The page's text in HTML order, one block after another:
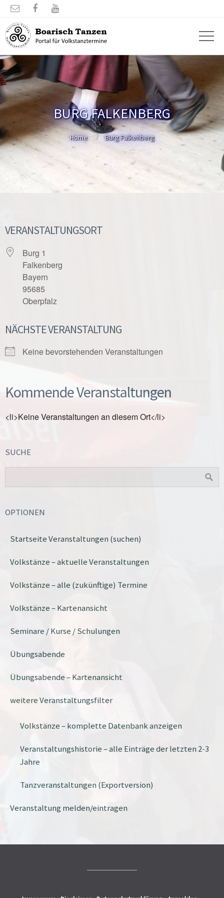
  
BURG FALKENBERG
Home Burg Falkenberg
VERANSTALTUNGSORT
Burg 1
Falkenberg
Bayern
95685
Oberpfalz
NÄCHSTE VERANSTALTUNG
Keine bevorstehenden Veranstaltungen
Kommende Veranstaltungen
<li>Keine Veranstaltungen an diesem Ort</li>
SUCHE
OPTIONEN
Startseite Veranstaltungen (suchen)
Volkstänze – aktuelle Veranstaltungen
Volkstänze – alle (zukünftige) Termine
Volkstänze – Kartenansicht
Seminare / Kurse / Schulungen
Übungsabende
Übungsabende – Kartenansicht
weitere Veranstaltungsfilter
Volkstänze – komplette Datenbank anzeigen
Veranstaltungshistorie – alle Einträge der letzten 2-3
Jahre
Tanzveranstaltungen (Exportversion)
Veranstaltung melden/eintragen